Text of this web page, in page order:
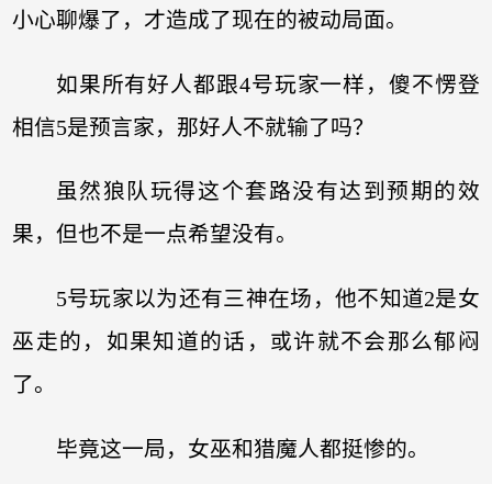
小心聊爆了，才造成了现在的被动局面。
如果所有好人都跟4号玩家一样，傻不愣登
相信5是预言家，那好人不就输了吗？
虽然狼队玩得这个套路没有达到预期的效
果，但也不是一点希望没有。
5号玩家以为还有三神在场，他不知道2是女
巫走的，如果知道的话，或许就不会那么郁闷
了。
毕竟这一局，女巫和猎魔人都挺惨的。